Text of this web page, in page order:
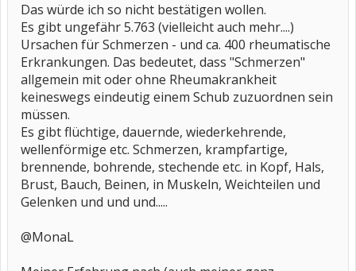
Das würde ich so nicht bestätigen wollen.
Es gibt ungefähr 5.763 (vielleicht auch mehr....)
Ursachen für Schmerzen - und ca. 400 rheumatische
Erkrankungen. Das bedeutet, dass "Schmerzen"
allgemein mit oder ohne Rheumakrankheit
keineswegs eindeutig einem Schub zuzuordnen sein
müssen.
Es gibt flüchtige, dauernde, wiederkehrende,
wellenförmige etc. Schmerzen, krampfartige,
brennende, bohrende, stechende etc. in Kopf, Hals,
Brust, Bauch, Beinen, in Muskeln, Weichteilen und
Gelenken und und und.....
@MonaL